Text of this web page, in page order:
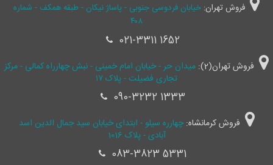
فروش تهران: خیابان فردوسی جنوبی - پاساژ نیکان - طبقه همکف - شماره
۴۰۸
021-3311 1652
فروش تهران(2):
میدان حر - خیابان امام خمینی - نبش چهارراه کمالی - مرکز
تجاری فضیلت - پلاک ۱۷
090-3232 1333
فروش کرمانشاه:چهارره سیلو - ابتدای خیابان سید جمال ‌الدین اسد
آبادی - پلاک 1016
083-3823 5331